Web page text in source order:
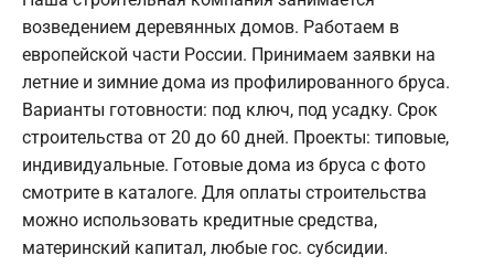
возведением деревянных домов. Работаем в
европейской части России. Принимаем заявки на
летние и зимние дома из профилированного бруса.
Варианты готовности: под ключ, под усадку. Срок
строительства от 20 до 60 дней. Проекты: типовые,
индивидуальные. Готовые дома из бруса с фото
смотрите в каталоге. Для оплаты строительства
можно использовать кредитные средства,
материнский капитал, любые гос. субсидии.